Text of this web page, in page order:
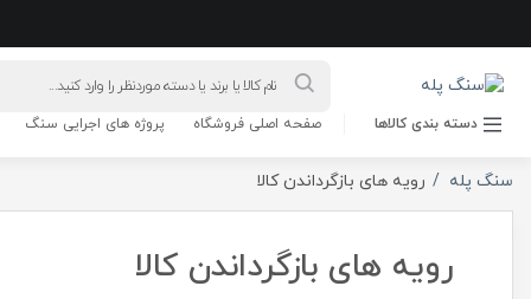
دسته بندی کالاها صفحه اصلی فروشگاه پروژه های اجرایی سنگ
سنگ پله رویه های بازگرداندن کالا
رویه های بازگرداندن کالا